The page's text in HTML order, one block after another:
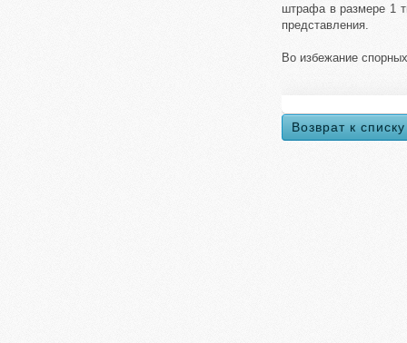
штрафа в размере 1
представления.
Во избежание
Возврат к списку